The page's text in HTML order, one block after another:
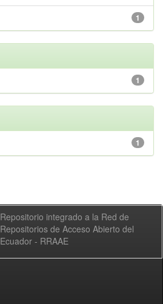
1
1
1
Repositorio integrado a la Red de
Repositorios de Acceso Abierto del
Ecuador - RRAAE